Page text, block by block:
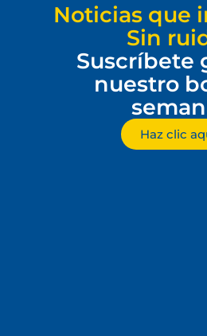
Noticias que
Sin
Suscríbete
nuestro
Haz clic